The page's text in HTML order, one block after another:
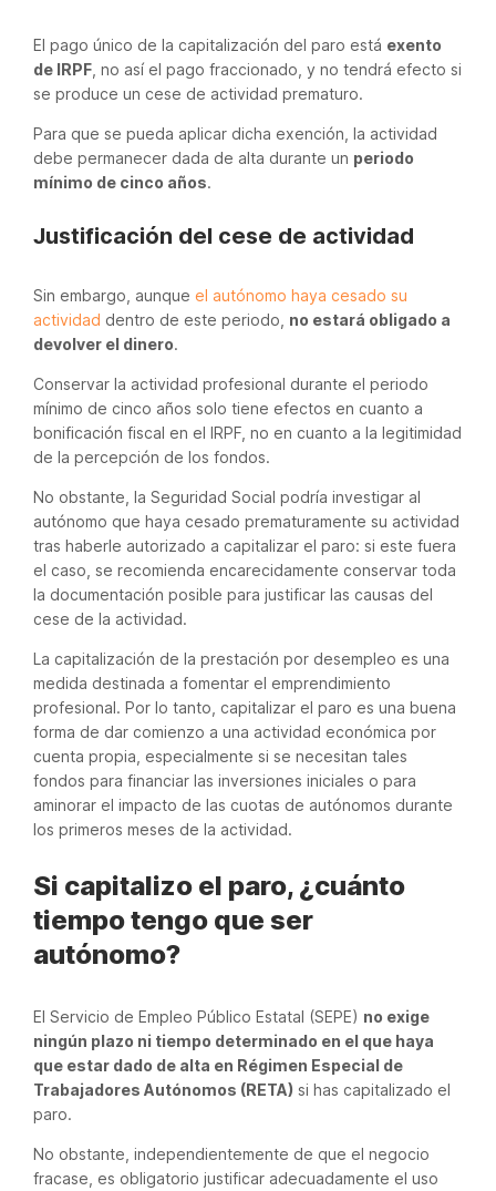
El pago único de la capitalización del paro está exento
de IRPF , no así el pago fraccionado, y no tendrá efecto si
se produce un cese de actividad prematuro.
Para que se pueda aplicar dicha exención, la actividad
debe permanecer dada de alta durante un periodo
mínimo de cinco años.
Justificación del cese de actividad
Sin embargo, aunque el autónomo haya cesado su
actividad dentro de este periodo, no estará obligado a
devolver el dinero.
Conservar la actividad profesional durante el periodo
mínimo de cinco años solo tiene efectos en cuanto a
bonificación fiscal en el IRPF, no en cuanto a la legitimidad
de la percepción de los fondos.
No obstante, la Seguridad Social podría investigar al
autónomo que haya cesado prematuramente su actividad
tras haberle autorizado a capitalizar el paro: si este fuera
el caso, se recomienda encarecidamente conservar toda
la documentación posible para justificar las causas del
cese de la actividad.
La capitalización de la prestación por desempleo es una
medida destinada a fomentar el emprendimiento
profesional. Por lo tanto, capitalizar el paro es una buena
forma de dar comienzo a una actividad económica por
cuenta propia, especialmente si se necesitan tales
fondos para financiar las inversiones iniciales o para
aminorar el impacto de las cuotas de autónomos durante
los primeros meses de la actividad.
Si capitalizo el paro, ¿cuánto
tiempo tengo que ser
autónomo?
El Servicio de Empleo Público Estatal (SEPE) no exige
ningún plazo ni tiempo determinado en el que haya
que estar dado de alta en Régimen Especial de
Trabajadores Autónomos (RETA) si has capitalizado el
paro.
No obstante, independientemente de que el negocio
fracase, es obligatorio justificar adecuadamente el uso